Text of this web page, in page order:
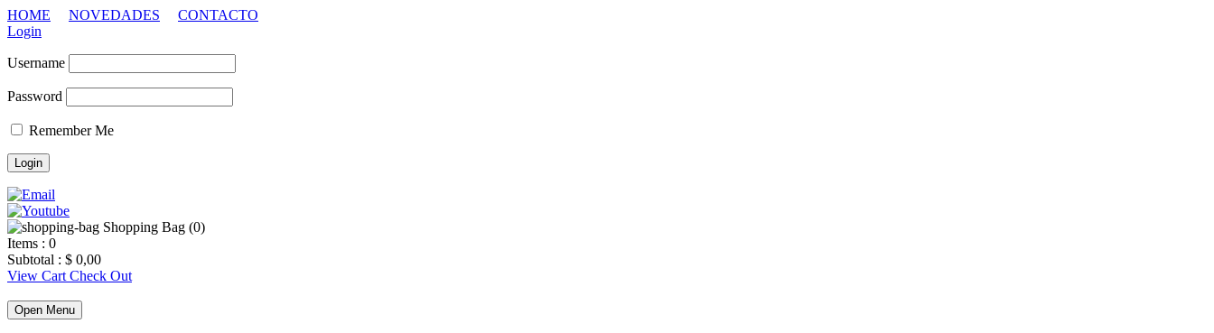
HOME NOVEDADES
CONTACTO
Login
Username
Password
Remember Me
Shopping Bag (0)
Items : 0
Subtotal : $ 0,00
View Cart Check Out
Open Menu